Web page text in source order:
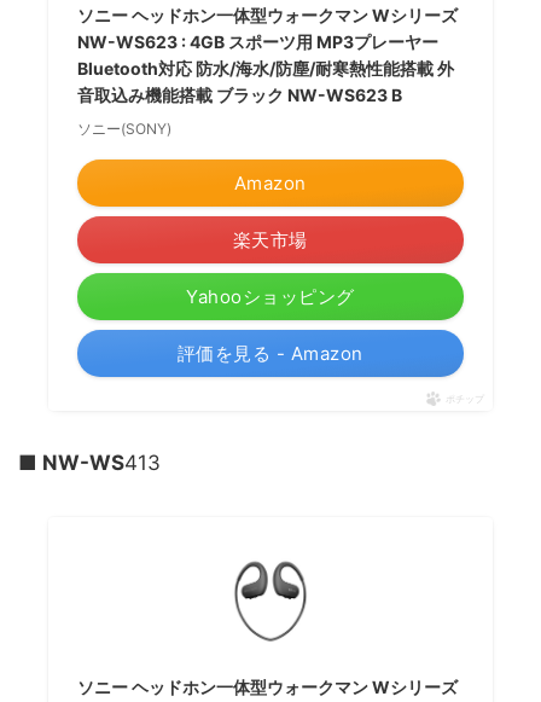
ソニー ヘッドホン一体型ウォークマン Wシリーズ
NW-WS623 : 4GB スポーツ用 MP3プレーヤー
Bluetooth対応 防水/海水/防塵/耐寒熱性能搭載 外
音取込み機能搭載 ブラック NW-WS623 B
ソニー(SONY)
Amazon
楽天市場
Yahooショッピング
評価を見る - Amazon
ポチップ
■ NW-WS413
ソニー ヘッドホン一体型ウォークマン Wシリーズ